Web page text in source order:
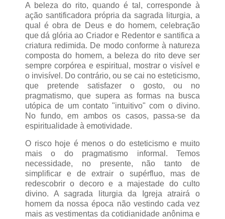
A beleza do rito, quando é tal, corresponde à
ação santificadora própria da sagrada liturgia, a
qual é obra de Deus e do homem, celebração
que dá glória ao Criador e Redentor e santifica a
criatura redimida. De modo conforme à natureza
composta do homem, a beleza do rito deve ser
sempre corpórea e espiritual, mostrar o visível e
o invisível. Do contrário, ou se cai no esteticismo,
que pretende satisfazer o gosto, ou no
pragmatismo, que supera as formas na busca
utópica de um contato "intuitivo" com o divino.
No fundo, em ambos os casos, passa-se da
espiritualidade à emotividade.
O risco hoje é menos o do esteticismo e muito
mais o do pragmatismo informal. Temos
necessidade, no presente, não tanto de
simplificar e de extrair o supérfluo, mas de
redescobrir o decoro e a majestade do culto
divino. A sagrada liturgia da Igreja atrairá o
homem da nossa época não vestindo cada vez
mais as vestimentas da cotidianidade anônima e